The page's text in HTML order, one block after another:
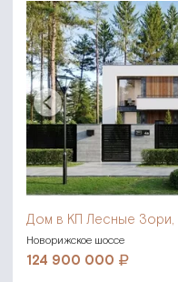
Дом в КП Лесные Зори,
Новорижское шоссе
124 900 000